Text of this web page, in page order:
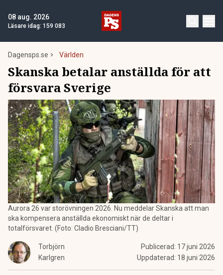
08 aug. 2026
Läsare idag: 159 083
Dagensps.se Världen
Skanska betalar anställda för att
försvara Sverige
Aurora 26 var storövningen 2026. Nu meddelar Skanska att man
ska kompensera anställda ekonomiskt när de deltar i
totalförsvaret. (Foto: Cladio Bresciani/TT)
Torbjörn
Karlgren
Publicerad: 17 juni 2026
Uppdaterad: 18 juni 2026